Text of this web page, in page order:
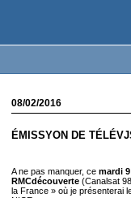
08/02/2016
ÉMISSYON DE
A ne pas manquer, ce mardi
RMCdécouverte(Canalsat
la France » où je présenterai